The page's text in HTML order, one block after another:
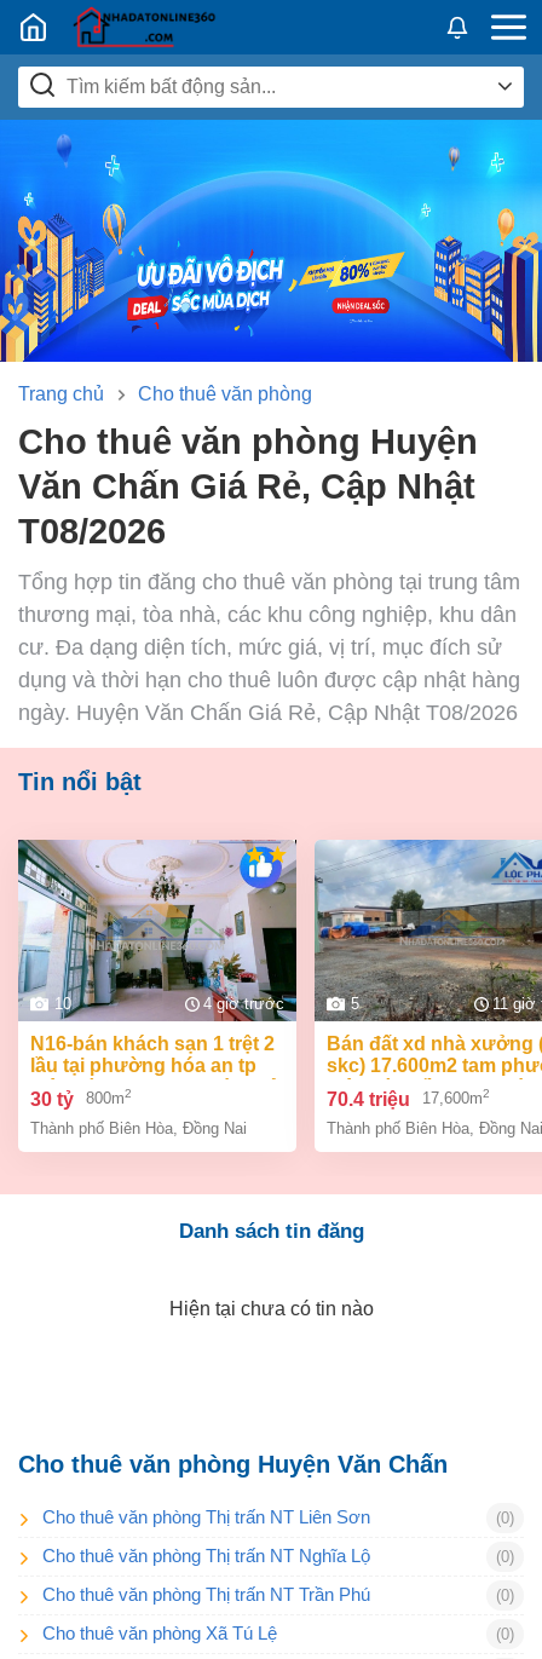
Nhadatban24h.vn
Trang chủ Cho thuê văn phòng
Cho thuê văn phòng Huyện
Văn Chấn Giá Rẻ, Cập Nhật
T08/2026
Tổng hợp tin đăng cho thuê văn phòng tại trung tâm
thương mại, tòa nhà, các khu công nghiệp, khu dân
cư. Đa dạng diện tích, mức giá, vị trí, mục đích sử
dụng và thời hạn cho thuê luôn được cập nhật hàng
ngày. Huyện Văn Chấn Giá Rẻ, Cập Nhật T08/2026
Tin nổi bật
10 4 giờ trước
n16-bán khách sạn 1 trệt 2
lầu tại phường hóa an tp
biên hòa dt 800m2 giá 30 tỷ
30 tỷ 800m2
Thành phố Biên Hòa Đồng Nai
5 11 giờ
bán đất xd nhà xưởng (
skc) 17.600m2 tam
biên hòa đồng nai giá
tỷ
70.4 triệu 17,600m2
Thành phố Biên Hòa Đồng Nai
Danh sách tin đăng
Hiện tại chưa có tin nào
Cho thuê văn phòng Huyện Văn Chấn
Cho thuê văn phòng Thị trấn NT Liên Sơn (0)
Cho thuê văn phòng Thị trấn NT Nghĩa Lộ (0)
Cho thuê văn phòng Thị trấn NT Trần Phú (0)
Cho thuê văn phòng Xã Tú Lệ (0)